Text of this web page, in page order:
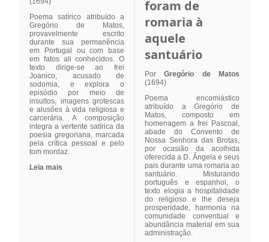
Poema satírico atribuído a
Gregório de Matos,
provavelmente escrito
durante sua permanência
em Portugal ou com base
em fatos ali conhecidos. O
texto dirige-se ao frei
Joanico, acusado de
sodomia, e explora o
episódio por meio de
insultos, imagens grotescas
e alusões à vida religiosa e
carcerária. A composição
integra a vertente satírica da
poesia gregoriana, marcada
pela crítica pessoal e pelo
tom mordaz.
Leia mais
foram de
romaria à
aquele
santuário
PorGregório de Matos
(1694)
Poema encomiástico
atribuído a Gregório de
Matos, composto em
homenagem a frei Pascoal,
abade do Convento de
Nossa Senhora das Brotas,
por ocasião da acolhida
oferecida a D. Ângela e seus
pais durante uma romaria ao
santuário. Misturando
português e espanhol, o
texto elogia a hospitalidade
do religioso e lhe deseja
prosperidade, harmonia na
comunidade conventual e
abundância material em sua
administração.